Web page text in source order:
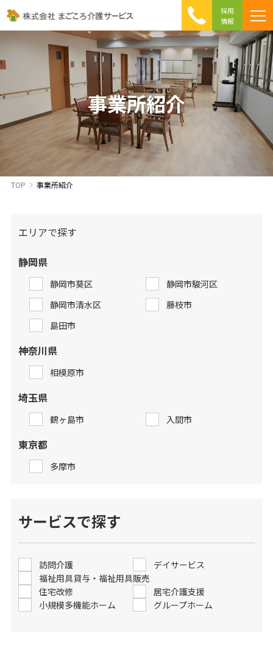
採用
情報
ころ介護の特徴
への取り組み
相談 Q&A
て介護を利用する方へ
事業所紹介
TOP 事業所紹介
エリアで探す
静岡県
静岡市葵区
静岡市駿河区
静岡市清水区
藤枝市
島田市
神奈川県
相模原市
埼玉県
鶴ヶ島市 入間市
東京都
多摩市
サービスで探す
訪問介護
デイサービス
福祉用具貸与・福祉用具販売
住宅改修
居宅介護支援
小規模多機能ホーム
グループホーム